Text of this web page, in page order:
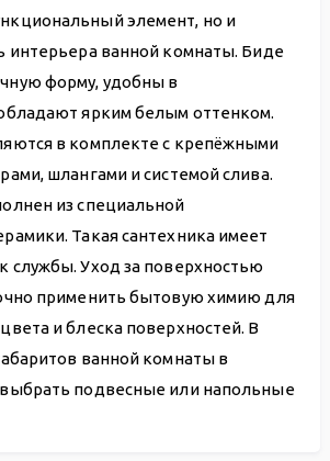
элемент, но и
интерьера ванной комнаты. Биде
форму, удобны в
ярким белым оттенком.
в комплекте с крепёжными
шлангами и системой слива.
из специальной
Такая сантехника имеет
службы. Уход за поверхностью
применить бытовую химию для
и блеска поверхностей. В
ванной комнаты в
подвесные или напольные